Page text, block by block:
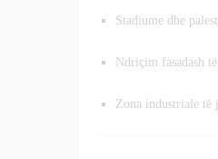
Stadiume dhe
Ndriçim fasadash
Zona industriale të